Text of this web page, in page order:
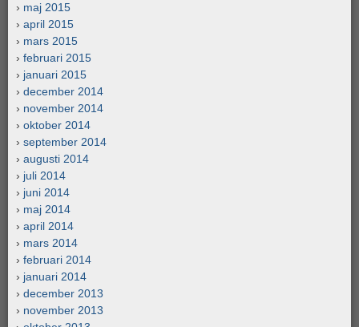
maj 2015
april 2015
mars 2015
februari 2015
januari 2015
december 2014
november 2014
oktober 2014
september 2014
augusti 2014
juli 2014
juni 2014
maj 2014
april 2014
mars 2014
februari 2014
januari 2014
december 2013
november 2013